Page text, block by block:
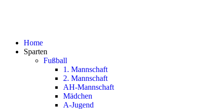
Home
Sparten
Fußball
1. Mannschaft
2. Mannschaft
AH-Mannschaft
Mädchen
A-Jugend